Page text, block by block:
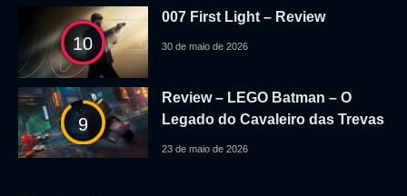
10
007 First Light – Review
30 de maio de 2026
9
Review – LEGO Batman – O
Legado do Cavaleiro das Trevas
23 de maio de 2026